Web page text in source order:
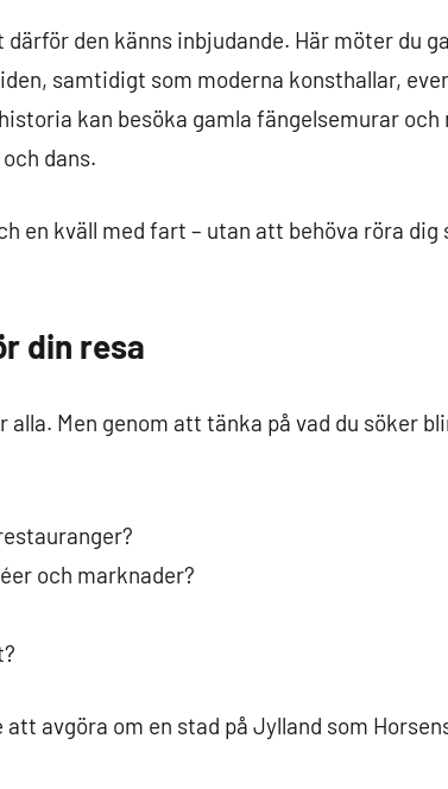
den känns inbjudande. Här möter du
samtidigt som moderna konsthallar,
kan besöka gamla fängelsemurar och
dans.
en kväll med fart – utan att behöva röra dig
din resa
Men genom att tänka på vad du söker
och marknader?
avgöra om en stad på Jylland som